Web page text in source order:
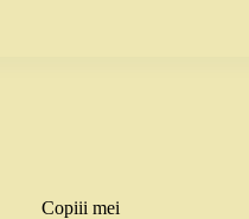
Copiii mei